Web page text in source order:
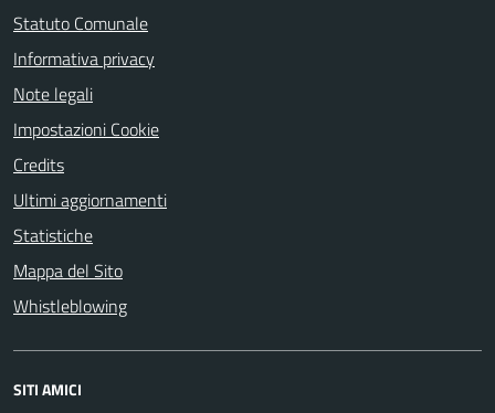
Statuto Comunale
Informativa privacy
Note legali
Impostazioni Cookie
Credits
Ultimi aggiornamenti
Statistiche
Mappa del Sito
Whistleblowing
SITI AMICI